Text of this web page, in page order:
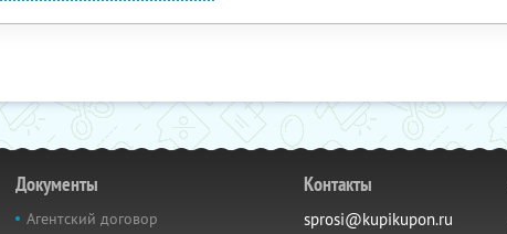
Документы
Агентский договор
Контакты
sprosi@kupikupon.ru